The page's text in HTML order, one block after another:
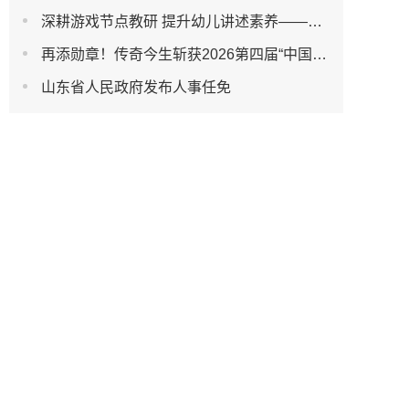
深耕游戏节点教研 提升幼儿讲述素养——杭州市丁兰幼儿园2025学年第二学期5月园本研修
再添勋章！传奇今生斩获2026第四届“中国制造·消费者信赖品牌”
山东省人民政府发布人事任免